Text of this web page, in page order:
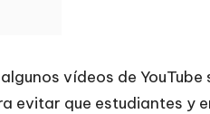
vídeos de
evitar que estudiantes